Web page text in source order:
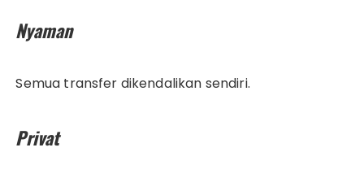
Nyaman
Semua transfer dikendalikan sendiri.
Privat